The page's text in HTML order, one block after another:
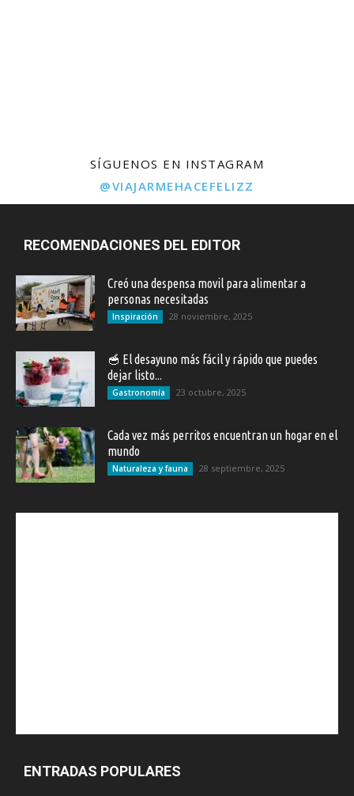
SÍGUENOS EN INSTAGRAM
@VIAJARMEHACEFELIZZ
RECOMENDACIONES DEL EDITOR
Creó una despensa movil para alimentar a
personas necesitadas
Inspiración 28 noviembre, 2025
🥣 El desayuno más fácil y rápido que puedes
dejar listo...
Gastronomía 23 octubre, 2025
Cada vez más perritos encuentran un hogar en el
mundo
Naturaleza y fauna 28 septiembre, 2025
ENTRADAS POPULARES